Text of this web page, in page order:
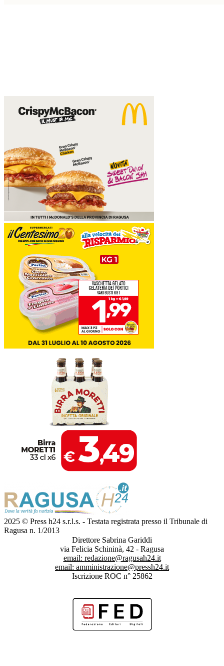
2025 © Press h24 s.r.l.s. - Testata registrata presso il Tribunale di
Ragusa n. 1/2013
Direttore Sabrina Gariddi
via Felicia Schininà, 42 - Ragusa
email: redazione@ragusah24.it
email: amministrazione@pressh24.it
Iscrizione ROC n° 25862